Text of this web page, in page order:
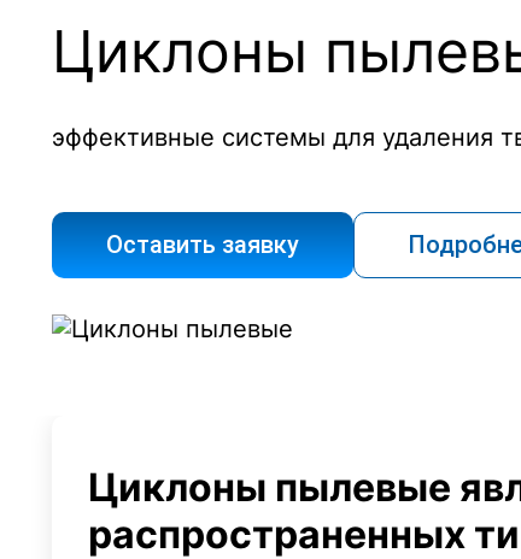
Циклоны
эффективные системы для удаления
Оставить заявку
Циклоны пылевые
распространенных